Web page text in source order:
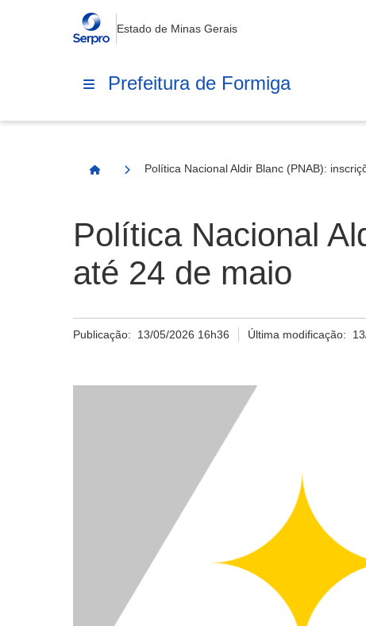
Estado de Minas Gerais
Prefeitura de Formiga
Página Inicial
Política Nacional Aldir Blanc (PNAB):
Política Nacional
até 24 de maio
Publicação: 13/05/2026 16h36 Última modificação: